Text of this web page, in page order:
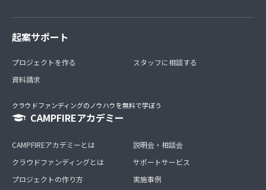
起案サポート
プロジェクトを作る
資料請求
スタッフに相談する
クラウドファンディングのノウハウを無料で学ぼう
CAMPFIREアカデミー
CAMPFIREアカデミーとは
クラウドファンディングとは
プロジェクトの作り方
説明会・相談会
サポートサービス
実施事例